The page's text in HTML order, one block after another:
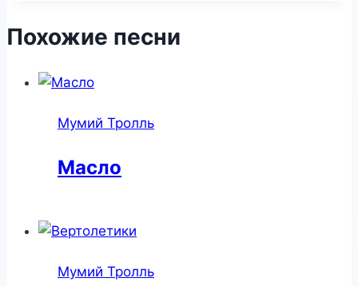
Похожие песни
Мумий Тролль
Масло
Мумий Тролль